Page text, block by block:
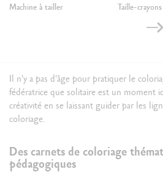
Machine à tailler Taille-crayons
Il n'y a pas d'âge pour pratiquer le
fédératrice que solitaire est un moment
créativité en se laissant guider par les
coloriage.
Des carnets de coloriage
pédagogiques